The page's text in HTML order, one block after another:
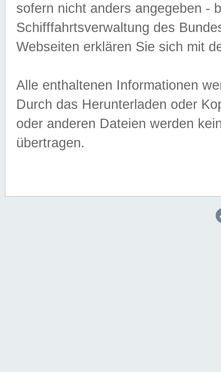
sofern nicht anders angegeben -
Schifffahrtsverwaltung des
Webseiten erklären Sie sich mit
Alle enthaltenen Informationen
Durch das Herunterladen oder
oder anderen Dateien werden
übertragen.